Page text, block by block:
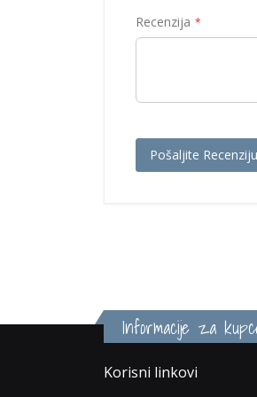
Recenzija
Pošaljite Recenziju
Informacije za
Korisni linkovi